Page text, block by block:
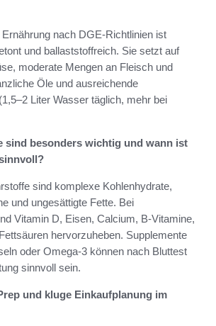
nach DGE‑Richtlinien ist
und ballaststoffreich. Sie setzt auf
moderate Mengen an Fleisch und
Öle und ausreichende
Liter Wasser täglich, mehr bei
sind besonders wichtig und wann ist
sind komplexe Kohlenhydrate,
und ungesättigte Fette. Bei
Vitamin D, Eisen, Calcium, B‑Vitamine,
hervorzuheben. Supplemente
oder Omega‑3 können nach Bluttest
sinnvoll sein.
und kluge Einkaufplanung im